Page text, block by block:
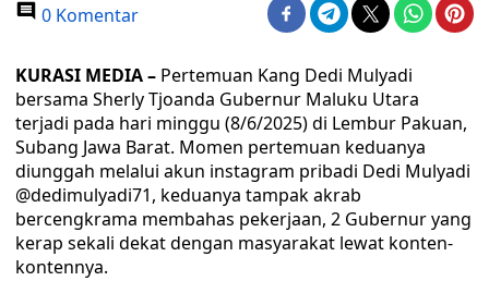
0 Komentar
KURASI MEDIA – Pertemuan Kang Dedi Mulyadi
bersama Sherly Tjoanda Gubernur Maluku Utara
terjadi pada hari minggu (8/6/2025) di Lembur Pakuan,
Subang Jawa Barat. Momen pertemuan keduanya
diunggah melalui akun instagram pribadi Dedi Mulyadi
@dedimulyadi71, keduanya tampak akrab
bercengkrama membahas pekerjaan, 2 Gubernur yang
kerap sekali dekat dengan masyarakat lewat konten-
kontennya.